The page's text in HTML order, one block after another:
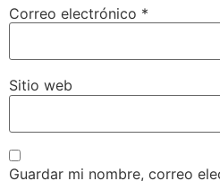
Correo electrónico *
Sitio web
Guardar mi nombre, correo